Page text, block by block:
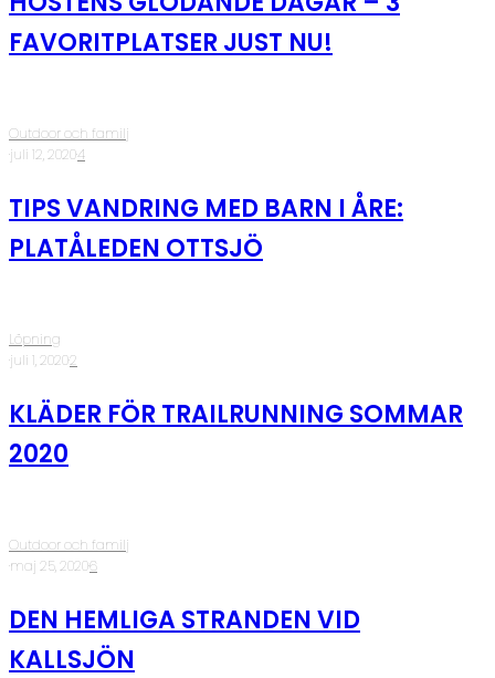
FAVORITPLATSER JUST NU!
Outdoor och familj
·juli 12, 2020·4
TIPS VANDRING MED BARN I ÅRE:
PLATÅLEDEN OTTSJÖ
Löpning
·juli 1, 2020·2
KLÄDER FÖR TRAILRUNNING SOMMAR
2020
Outdoor och familj
·maj 25, 2020·6
DEN HEMLIGA STRANDEN VID
KALLSJÖN